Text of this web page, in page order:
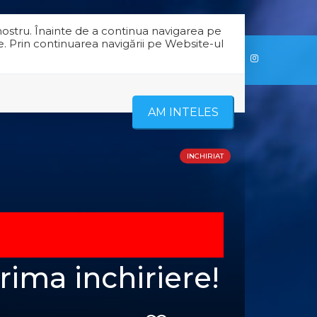
Înainte de a continua navigarea pe
Prin continuarea navigării pe Website-ul
AM INTELES
inchiriere!
INCHIRIAT